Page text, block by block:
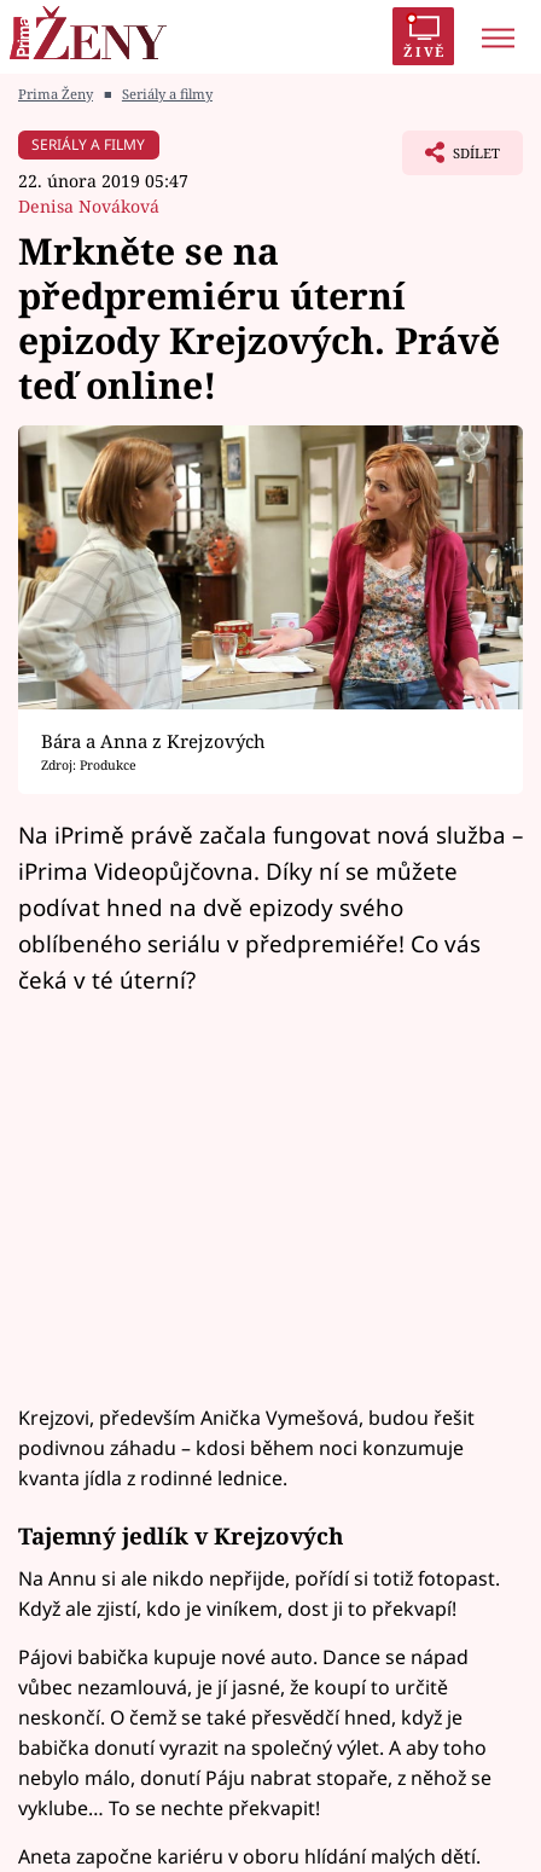
ŽIVĚ
Módní alarm
Témata
Celebrity
Vztahy
Seriály
Horoskopy
Sledujte prima+
Filmový festival Karlovy Vary
Přihlášení
Sledujte nás
Prima Ženy ■ Seriály a filmy
SERIÁLY A FILMY
22. února 2019 05:47
Denisa Nováková
SDÍLET
Mrkněte se na
předpremiéru úterní
epizody Krejzových. Právě
teď online!
Bára a Anna z Krejzových
Zdroj: Produkce
Na iPrimě právě začala fungovat nová služba –
iPrima Videopůjčovna. Díky ní se můžete
podívat hned na dvě epizody svého
oblíbeného seriálu v předpremiéře! Co vás
čeká v té úterní?
Krejzovi, především Anička Vymešová, budou řešit
podivnou záhadu – kdosi během noci konzumuje
kvanta jídla z rodinné lednice.
Tajemný jedlík v Krejzových
Na Annu si ale nikdo nepřijde, pořídí si totiž fotopast.
Když ale zjistí, kdo je viníkem, dost ji to překvapí!
Pájovi babička kupuje nové auto. Dance se nápad
vůbec nezamlouvá, je jí jasné, že koupí to určitě
neskončí. O čemž se také přesvědčí hned, když je
babička donutí vyrazit na společný výlet. A aby toho
nebylo málo, donutí Páju nabrat stopaře, z něhož se
vyklube… To se nechte překvapit!
Aneta započne kariéru v oboru hlídání malých dětí.